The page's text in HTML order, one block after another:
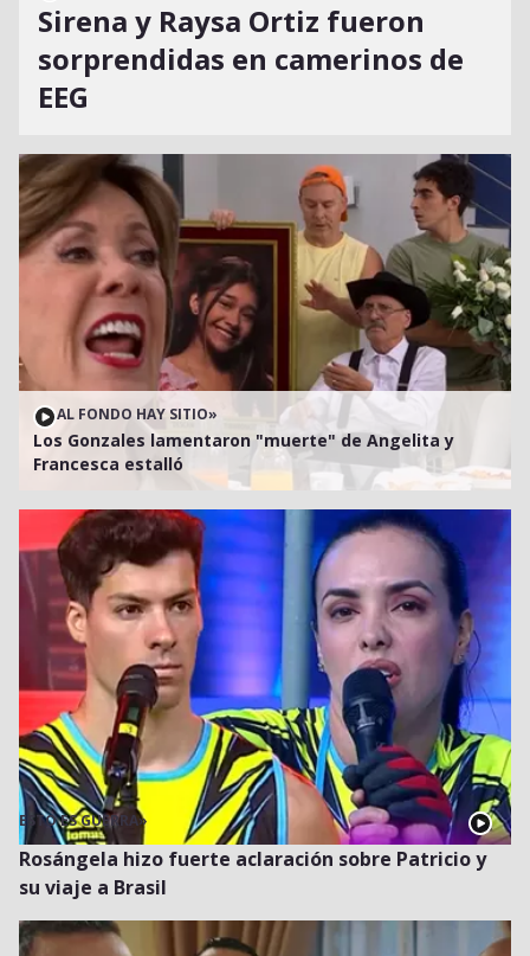
Sirena y Raysa Ortiz fueron
sorprendidas en camerinos de
EEG
AL FONDO HAY SITIO»
Los Gonzales lamentaron "muerte" de Angelita y
Francesca estalló
ESTO ES GUERRA»
Rosángela hizo fuerte aclaración sobre Patricio y
su viaje a Brasil